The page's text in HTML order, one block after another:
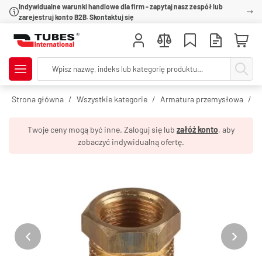
Indywidualne warunki handlowe dla firm - zapytaj nasz zespół lub
zarejestruj konto B2B. Skontaktuj się
Strona główna Wszystkie kategorie Armatura przemysłowa
Twoje ceny mogą być inne. Zaloguj się lub załóż konto, aby
zobaczyć indywidualną ofertę.